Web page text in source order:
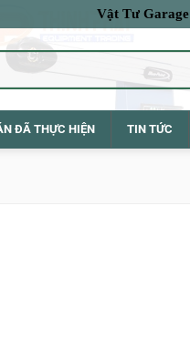
Vật Tư Garage
ĐÃ THỰC HIỆN TIN TỨC